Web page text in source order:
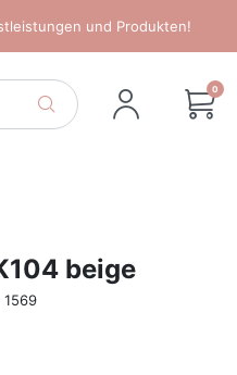
und Produkten!
0
beige